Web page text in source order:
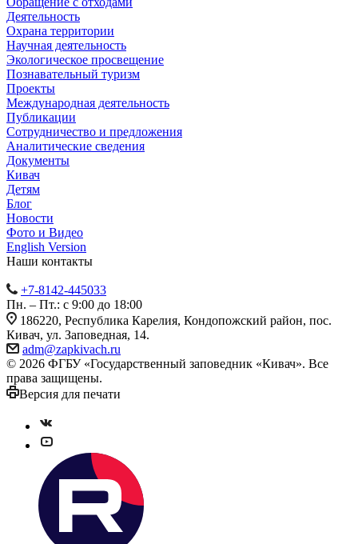
Деятельность
Охрана территории
Научная деятельность
Экологическое просвещение
Познавательный туризм
Проекты
Международная деятельность
Публикации
Сотрудничество и предложения
Аналитические сведения
Документы
Кивач
Детям
Блог
Новости
Фото и Видео
English Version
Наши контакты
+7-8142-445033
Пн. – Пт.: с 9:00 до 18:00
186220, Республика Карелия, Кондопожский район, пос.
Кивач, ул. Заповедная, 14.
adm@zapkivach.ru
© 2026 ФГБУ «Государственный заповедник «Кивач». Все
права защищены.
Версия для печати